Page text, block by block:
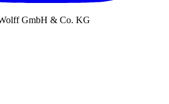
GmbH & Co. KG